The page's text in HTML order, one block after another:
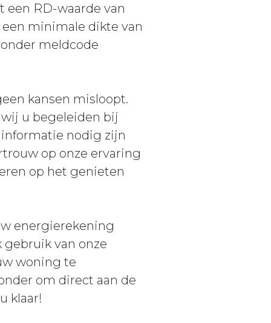
een RD-waarde van
minimale dikte van
meldcode
kansen misloopt.
u begeleiden bij
nodig zijn
op onze ervaring
op het genieten
energierekening
gebruik van onze
woning te
om direct aan de
klaar!